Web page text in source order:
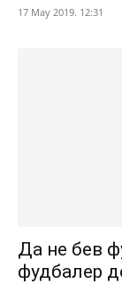
17 May 2019. 12:31
Да не бев
фудбалер